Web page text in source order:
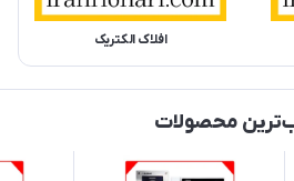
افلاک الکتریک
محصولات